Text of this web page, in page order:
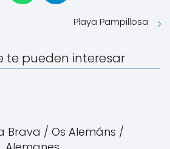
Playa Pampillosa
te pueden interesar
Brava / Os Alemáns /